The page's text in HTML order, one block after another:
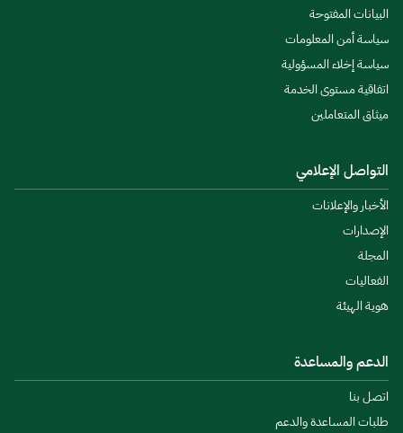
البيانات المفتوحة
سياسة أمن المعلومات
سياسة إخلاء المسؤولية
اتفاقية مستوى الخدمة
ميثاق المتعاملين
التواصل الإعلامي
الأخبار والإعلانات
الإصدارات
المجلة
الفعاليات
هوية الهيئة
الدعم والمساعدة
اتصل بنا
طلبات المساعدة والدعم